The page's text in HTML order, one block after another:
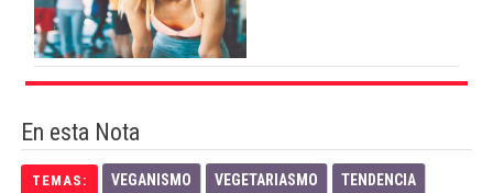
En esta Nota
TEMAS: VEGANISMO VEGETARIASMO TENDENCIA